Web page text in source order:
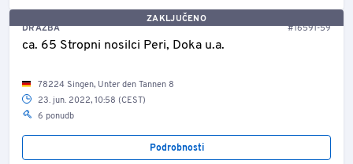
ZAKLJUČENO
DRAŽBA
#16591-59
ca. 65 Stropni nosilci Peri, Doka u.a.
78224 Singen, Unter den Tannen 8
23. jun. 2022, 10:58 (CEST)
6 ponudb
Podrobnosti